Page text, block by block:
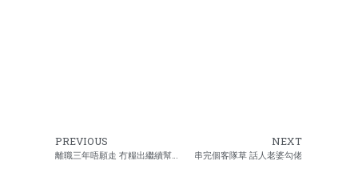
PREVIOUS
離職三年唔願走 冇糧出繼續幫手
NEXT
串完個客隊草 話人老婆勾佬